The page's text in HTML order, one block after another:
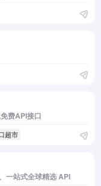
费API接口
超市
一站式全球精选 API